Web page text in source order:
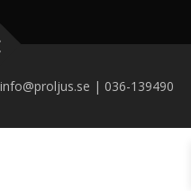
| 036-139490